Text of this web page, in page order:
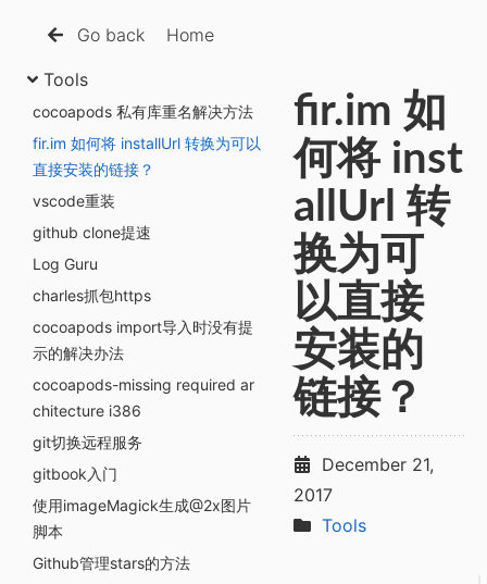
Go back Home
Tools
cocoapods 私有库重名解决方法
fir.im 如何将 installUrl 转换为可以
直接安装的链接？
vscode重装
github clone提速
Log Guru
charles抓包https
cocoapods import导入时没有提
示的解决办法
cocoapods-missing required ar
chitecture i386
git切换远程服务
gitbook入门
使用imageMagick生成@2x图片
脚本
Github管理stars的方法
fir.im 如
何将 inst
allUrl 转
换为可
以直接
安装的
链接？
December 21,
2017
Tools